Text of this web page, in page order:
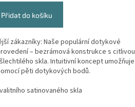
Přidat do košíku
zákazníky: Naše populární dotykové
– bezrámová konstrukce s citlivou
skla. Intuitivní koncept umožňuje
pěti dotykových bodů.
satinovaného skla